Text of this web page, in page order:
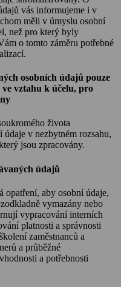
vás informujeme i v
měli v úmyslu osobní
než pro který byly
o tomto záměru potřebné
osobních údajů pouze
vztahu k účelu, pro
života
údaje v nezbytném rozsahu,
jsou zpracovány.
údajů
opatření, aby osobní údaje,
vymazány nebo
vypracování interních
platnosti a správnosti
zaměstnanců a
a průběžné
a potřebnosti